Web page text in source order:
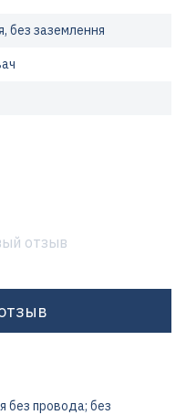
без заземлення
отзыв
без провода; без